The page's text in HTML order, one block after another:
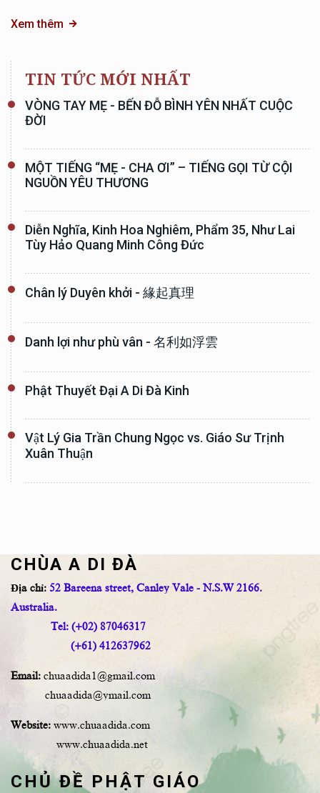
Xem thêm
TIN TỨC MỚI NHẤT
VÒNG TAY MẸ - BẾN ĐỖ BÌNH YÊN NHẤT CUỘC
ĐỜI
MỘT TIẾNG “MẸ - CHA ƠI” – TIẾNG GỌI TỪ CỘI
NGUỒN YÊU THƯƠNG
Diễn Nghĩa, Kinh Hoa Nghiêm, Phẩm 35, Như Lai
Tùy Hảo Quang Minh Công Đức
Chân lý Duyên khởi - 緣起真理
Danh lợi như phù vân - 名利如浮雲
Phật Thuyết Đại A Di Đà Kinh
Vật Lý Gia Trần Chung Ngọc vs. Giáo Sư Trịnh
Xuân Thuận
CHÙA A DI ĐÀ
Địa chỉ: 52 Bareena street, Canley Vale - N.S.W 2166.
Australia.
Tel: (+02) 87046317
(+61) 412637962
Email: chuaadida1@gmail.com
chuaadida@ymail.com
Website: www.chuaadida.com
www.chuaadida.net
CHỦ ĐỀ PHẬT GIÁO